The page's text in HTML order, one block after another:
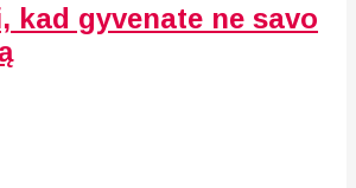
kad gyvenate ne savo